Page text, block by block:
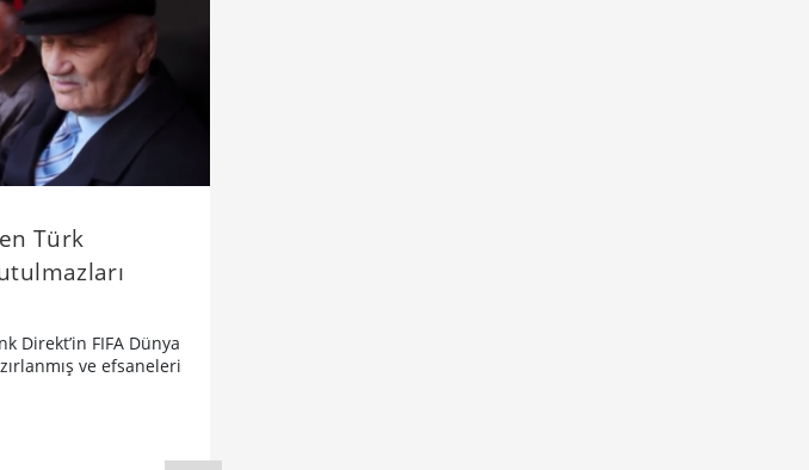
Türk
Direkt’in FIFA Dünya
ve efsaneleri